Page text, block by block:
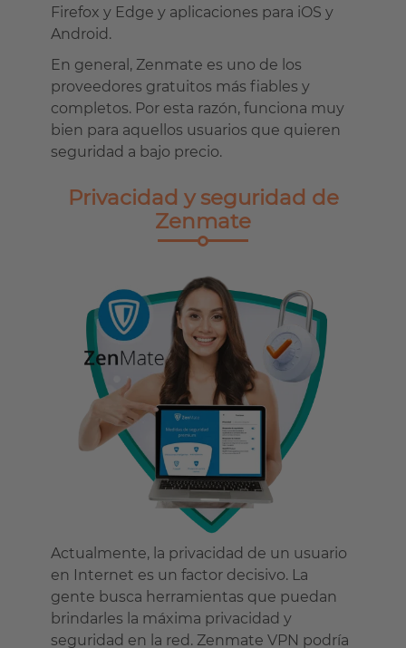
Firefox y Edge y aplicaciones para iOS y
Android.
En general, Zenmate es uno de los
proveedores gratuitos más fiables y
completos. Por esta razón, funciona muy
bien para aquellos usuarios que quieren
seguridad a bajo precio.
Privacidad y seguridad de
Zenmate
Actualmente, la privacidad de un usuario
en Internet es un factor decisivo. La
gente busca herramientas que puedan
brindarles la máxima privacidad y
seguridad en la red. Zenmate VPN podría